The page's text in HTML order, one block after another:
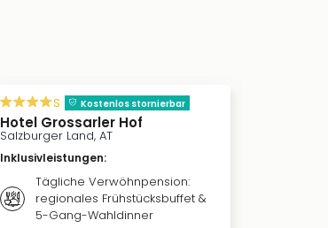
s Kostenlos stornierbar
Hotel Grossarler Hof
Salzburger Land, AT
Inklusivleistungen:
Tägliche Verwöhnpension:
regionales Frühstücksbuffet &
5-Gang-Wahldinner